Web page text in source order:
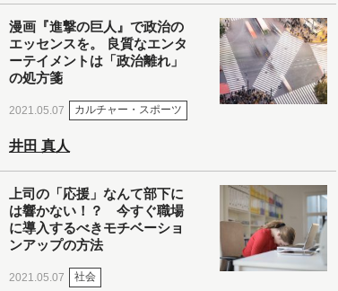
漫画『進撃の巨人』で政治の
エッセンスを。 良質なエンタ
ーテイメントは「政治離れ」
の処方箋
2021.05.07 カルチャー・スポーツ
井田 真人
上司の「応援」なんて部下に
は響かない！？ 今すぐ職場
に導入するべきモチベーショ
ンアップの方法
2021.05.07 社会